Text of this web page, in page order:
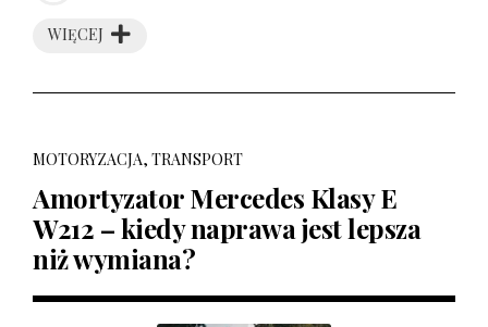
WIĘCEJ
MOTORYZACJA, TRANSPORT
Amortyzator Mercedes Klasy E
W212 – kiedy naprawa jest lepsza
niż wymiana?